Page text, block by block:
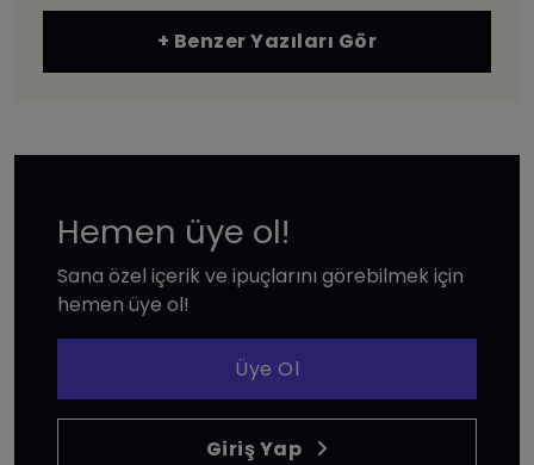
+ Benzer Yazıları Gör
Hemen üye ol!
Sana özel içerik ve ipuçlarını görebilmek için
hemen üye ol!
Üye Ol
Giriş Yap